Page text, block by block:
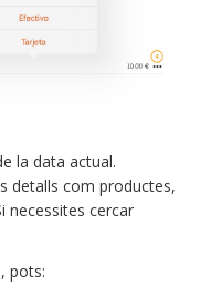
la data actual.
detalls com productes,
necessites cercar
pots: